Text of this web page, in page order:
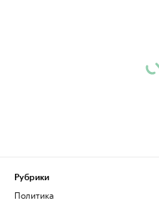
Рубрики
Политика